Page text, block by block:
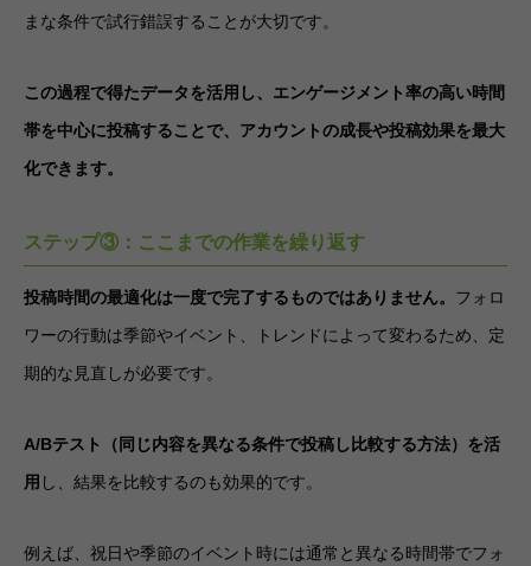
まな条件で試行錯誤することが大切です。
この過程で得たデータを活用し、エンゲージメント率の高い時間
帯を中心に投稿することで、アカウントの成長や投稿効果を最大
化できます。
ステップ③：ここまでの作業を繰り返す
投稿時間の最適化は一度で完了するものではありません。 フォロ
ワーの行動は季節やイベント、トレンドによって変わるため、定
期的な見直しが必要です。
A/Bテスト（同じ内容を異なる条件で投稿し比較する方法）を活
用 し、結果を比較するのも効果的です。
例えば、祝日や季節のイベント時には通常と異なる時間帯でフォ